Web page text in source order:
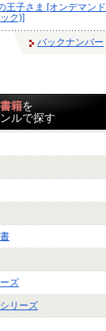
王子さま [オンデマンド
ク)]
バックナンバー
籍を
ルで探す
ズ
リーズ